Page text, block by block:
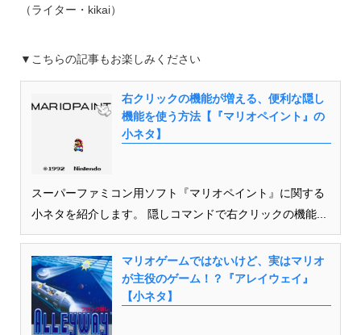
（ライター・kikai）
▼こちらの記事もお楽しみください
右クリックの機能が増える、便利な隠し
機能を使う方法【『マリオペイント』の
小ネタ】
スーパーファミコン用ソフト『マリオペイント』に関する
小ネタを紹介します。 隠しコマンドで右クリックの機能...
マリオゲームではないけど、実はマリオ
が主役のゲーム！？『アレイウェイ』
【小ネタ】